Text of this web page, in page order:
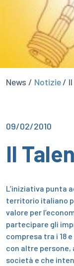
News / Notizie/ Il
09/02/2010
Il
L’iniziativa punta
territorio italiano
valore per
partecipare gli
compresa tra i 18
con altre persone,
società e che